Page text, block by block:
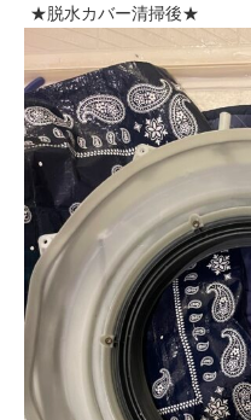
★脱水カバー清掃後★